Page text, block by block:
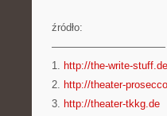
źródło:
———————————
1. http://the-write-stuff.de
2. http://theater-
3. http://theater-tkkg.de